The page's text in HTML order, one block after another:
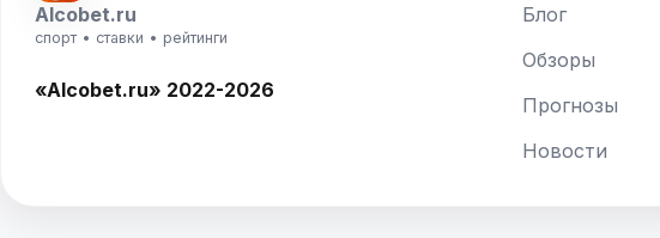
Alcobet.ru
спорт • ставки • рейтинги
«Alcobet.ru» 2022-2026
Блог
Обзоры
Прогнозы
Новости